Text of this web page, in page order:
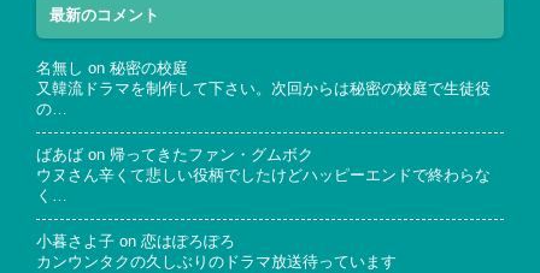
最新のコメント
名無し on 秘密の校庭
又韓流ドラマを制作して下さい。次回からは秘密の校庭で生徒役
の…
ばあば on 帰ってきたファン・グムボク
ウヌさん辛くて悲しい役柄でしたけどハッピーエンドで終わらな
く…
小暮さよ子 on 恋はぽろぽろ
カンウンタクの久しぶりのドラマ放送待っています